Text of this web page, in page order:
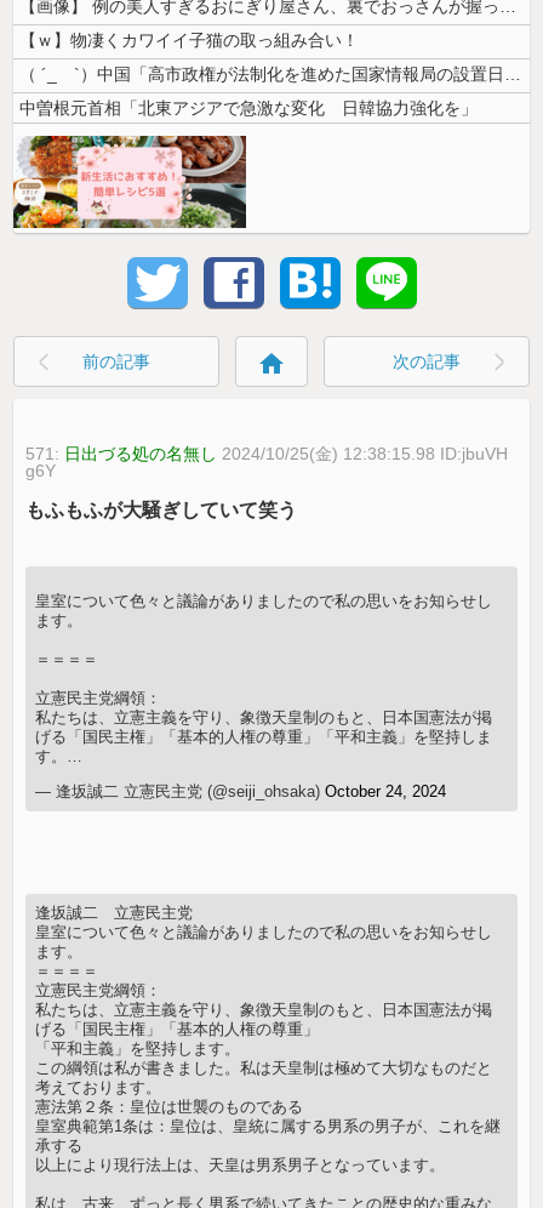
【画像】 例の美人すぎるおにぎり屋さん、裏でおっさんが握っていたｗｗｗ...
【ｗ】物凄くカワイイ子猫の取っ組み合い！
（ ´_ゝ`）中国「高市政権が法制化を進めた国家情報局の設置日が7月3...
中曽根元首相「北東アジアで急激な変化 日韓協力強化を」
前の記事 home 次の記事
571: 日出づる処の名無し 2024/10/25(金) 12:38:15.98 ID:jbuVH
g6Y
もふもふが大騒ぎしていて笑う
皇室について色々と議論がありましたので私の思いをお知らせし
ます。
＝＝＝＝
立憲民主党綱領：
私たちは、立憲主義を守り、象徴天皇制のもと、日本国憲法が掲
げる「国民主権」「基本的人権の尊重」「平和主義」を堅持しま
す。…
— 逢坂誠二 立憲民主党 (@seiji_ohsaka)October 24, 2024
逢坂誠二 立憲民主党
皇室について色々と議論がありましたので私の思いをお知らせし
ます。
＝＝＝＝
立憲民主党綱領：
私たちは、立憲主義を守り、象徴天皇制のもと、日本国憲法が掲
げる「国民主権」「基本的人権の尊重」
「平和主義」を堅持します。
この綱領は私が書きました。私は天皇制は極めて大切なものだと
考えております。
憲法第２条：皇位は世襲のものである
皇室典範第1条は：皇位は、皇統に属する男系の男子が、これを継
承する
以上により現行法上は、天皇は男系男子となっています。
私は、古来、ずっと長く男系で続いてきたことの歴史的な重みな